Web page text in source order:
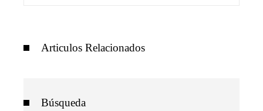
Articulos Relacionados
Búsqueda